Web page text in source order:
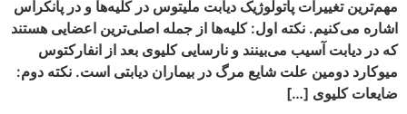
مهم‌ترین تغییرات پاتولوژیک دیابت ملیتوس در کلیه‌ها و در پانکراس
اشاره می‌کنیم. نکته اول: كليه‏‌ها از جمله اصلى‏‌ترين اعضايى هستند
كه در ديابت آسيب مى‌‏بينند و نارسايى كليوى بعد از انفاركتوس
ميوكارد دومين علت شايع مرگ در بيماران ديابتى است. نکته دوم:
ضايعات كليوى […]